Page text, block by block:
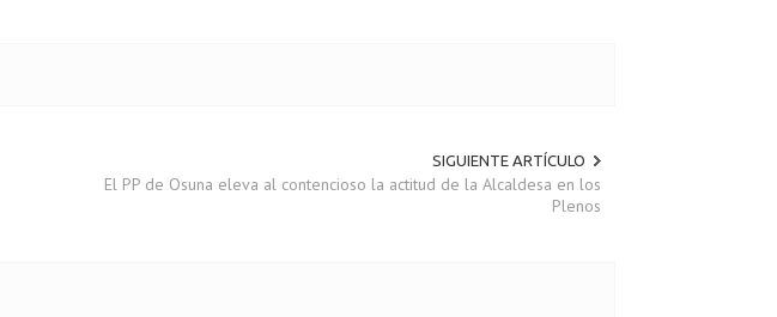
SIGUIENTE ARTÍCULO
El PP de Osuna eleva al contencioso la actitud de la Alcaldesa en los
Plenos